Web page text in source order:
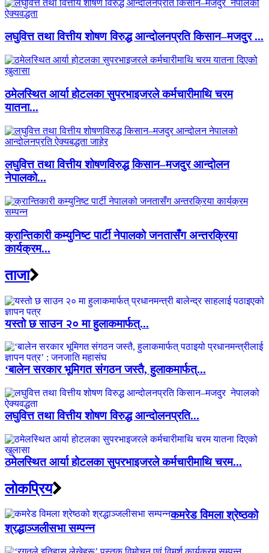
लघुवित्त तथा वित्तीय शोषण विरुद्ध आन्दोलनप्रति किसान–मजदुर ...
ठमेलस्थित आर्या होटलका सुपरभाइजरले कर्मचारीमाथि चरम
यातना...
लघुवित्त तथा वित्तीय शोषणविरुद्ध किसान–मजदुर आन्दोलन
नेपालको...
क्रान्तिकारी कम्युनिष्ट पार्टी नेपालको जनतासँग अन्तरक्रिया
कार्यक्रम...
ताजा
यस्तो छ साउन २० मा हुलाकमार्फत्...
‘बालेन सरकार भूमिगत संगठन जस्तै, हुलाकमार्फत्...
लघुवित्त तथा वित्तीय शोषण विरुद्ध आन्दोलनप्रति...
ठमेलस्थित आर्या होटलका सुपरभाइजरले कर्मचारीमाथि चरम...
लाेकप्रिय
कमरेड विमला श्रेष्ठको
श्रद्धाञ्जलीसभा सम्पन्न